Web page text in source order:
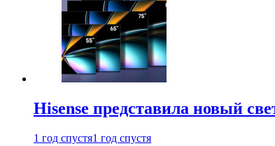
Hisense представила новый
1 год спустя1 год спустя